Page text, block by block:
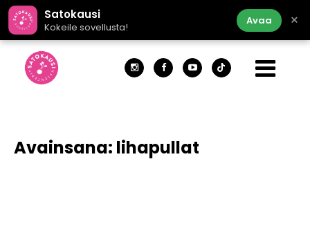
Satokausi
Kokeile sovellusta!
Avaa ×
Avainsana: lihapullat